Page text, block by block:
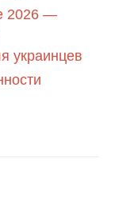
2026 —
украинцев